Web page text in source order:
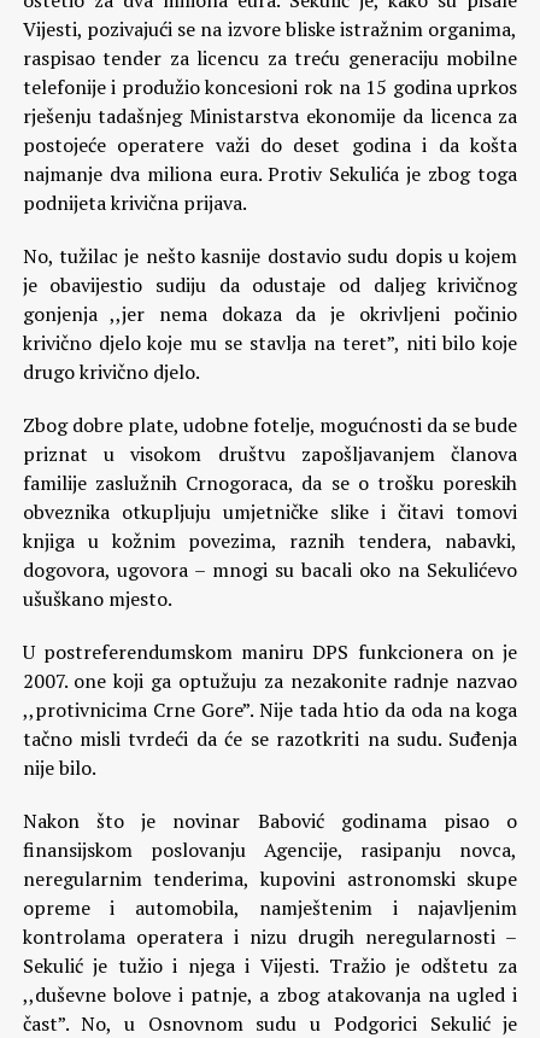
Vijesti, pozivajući se na izvore bliske istražnim organima,
raspisao tender za licencu za treću generaciju mobilne
telefonije i produžio koncesioni rok na 15 godina uprkos
rješenju tadašnjeg Ministarstva ekonomije da licenca za
postojeće operatere važi do deset godina i da košta
najmanje dva miliona eura. Protiv Sekulića je zbog toga
podnijeta krivična prijava.
No, tužilac je nešto kasnije dostavio sudu dopis u kojem
je obavijestio sudiju da odustaje od daljeg krivičnog
gonjenja ,,jer nema dokaza da je okrivljeni počinio
krivično djelo koje mu se stavlja na teret”, niti bilo koje
drugo krivično djelo.
Zbog dobre plate, udobne fotelje, mogućnosti da se bude
priznat u visokom društvu zapošljavanjem članova
familije zaslužnih Crnogoraca, da se o trošku poreskih
obveznika otkupljuju umjetničke slike i čitavi tomovi
knjiga u kožnim povezima, raznih tendera, nabavki,
dogovora, ugovora – mnogi su bacali oko na Sekulićevo
ušuškano mjesto.
U postreferendumskom maniru DPS funkcionera on je
2007. one koji ga optužuju za nezakonite radnje nazvao
,,protivnicima Crne Gore”. Nije tada htio da oda na koga
tačno misli tvrdeći da će se razotkriti na sudu. Suđenja
nije bilo.
Nakon što je novinar Babović godinama pisao o
finansijskom poslovanju Agencije, rasipanju novca,
neregularnim tenderima, kupovini astronomski skupe
opreme i automobila, namještenim i najavljenim
kontrolama operatera i nizu drugih neregularnosti –
Sekulić je tužio i njega i Vijesti. Tražio je odštetu za
,,duševne bolove i patnje, a zbog atakovanja na ugled i
čast”. No, u Osnovnom sudu u Podgorici Sekulić je